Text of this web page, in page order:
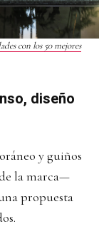
con los 50 mejores
diseño
y guiños
la marca—
propuesta